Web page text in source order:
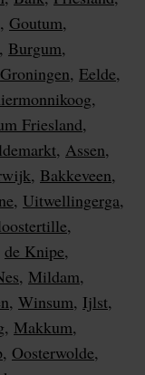
, Goutum,
, Burgum,
Groningen, Eelde,
,
Friesland,
, Assen,
, Bakkeveen,
, Uitwellingerga,
,
de Knipe,
, Mildam,
, Winsum, Ijlst,
, Makkum,
, Oosterwolde,